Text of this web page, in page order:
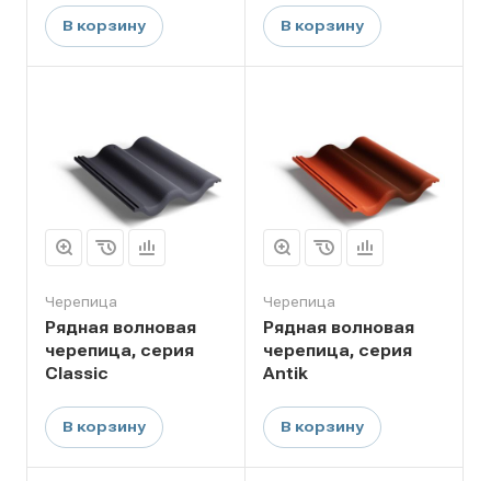
В корзину В корзину
Черепица
Рядная волновая
черепица, серия
Classic
В корзину
Черепица
Рядная волновая
черепица, серия
Antik
В корзину